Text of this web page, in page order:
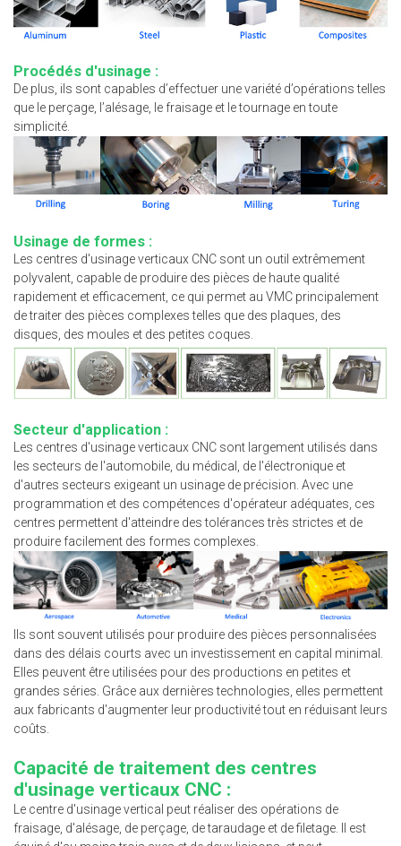
Procédés d'usinage :
De plus, ils sont capables d’effectuer une variété d’opérations telles
que le perçage, l’alésage, le fraisage et le tournage en toute
simplicité.
Usinage de formes :
Les centres d'usinage verticaux CNC sont un outil extrêmement
polyvalent, capable de produire des pièces de haute qualité
rapidement et efficacement, ce qui permet au VMC principalement
de traiter des pièces complexes telles que des plaques, des
disques, des moules et des petites coques.
Secteur d'application :
Les centres d'usinage verticaux CNC sont largement utilisés dans
les secteurs de l'automobile, du médical, de l'électronique et
d'autres secteurs exigeant un usinage de précision. Avec une
programmation et des compétences d'opérateur adéquates, ces
centres permettent d'atteindre des tolérances très strictes et de
produire facilement des formes complexes.
Ils sont souvent utilisés pour produire des pièces personnalisées
dans des délais courts avec un investissement en capital minimal.
Elles peuvent être utilisées pour des productions en petites et
grandes séries. Grâce aux dernières technologies, elles permettent
aux fabricants d'augmenter leur productivité tout en réduisant leurs
coûts.
Capacité de traitement des centres
d'usinage verticaux CNC :
Le centre d'usinage vertical peut réaliser des opérations de
fraisage, d'alésage, de perçage, de taraudage et de filetage. Il est